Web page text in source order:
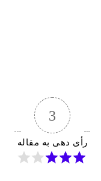
3
رأی دهی به مقاله